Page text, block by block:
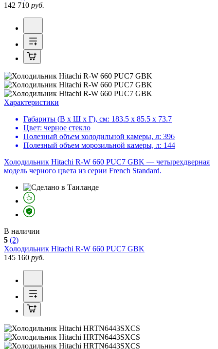
142 710 руб.
Характеристики
Габариты (В х Ш х Г), см: 183.5 х 85.5 х 73.7
Цвет: черное стекло
Полезный объем холодильной камеры, л: 396
Полезный объем морозильной камеры, л: 144
Холодильник Hitachi R-W 660 PUC7 GBK — четырехдверная
модель черного цвета из серии French Standard.
В наличии
5 (2)
Холодильник Hitachi R-W 660 PUC7 GBK
145 160 руб.